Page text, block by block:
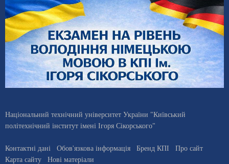
Національний технічний університет України "Київський
політехнічний інститут імені Ігоря Сікорського"
Контактні дані Обов'язкова інформація Бренд КПІ
Про сайт
Карта сайту
Нові матеріали